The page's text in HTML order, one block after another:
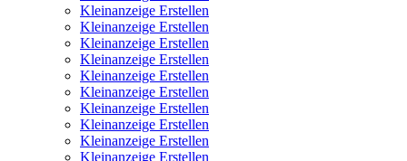
Kleinanzeige Erstellen
Kleinanzeige Erstellen
Kleinanzeige Erstellen
Kleinanzeige Erstellen
Kleinanzeige Erstellen
Kleinanzeige Erstellen
Kleinanzeige Erstellen
Kleinanzeige Erstellen
Kleinanzeige Erstellen
Kleinanzeige Erstellen